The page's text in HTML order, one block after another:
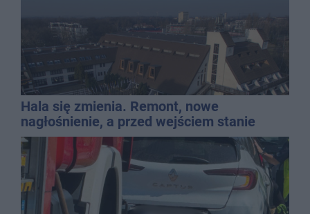
Hala się zmienia. Remont, nowe
nagłośnienie, a przed wejściem stanie
QEMETICA ARENA